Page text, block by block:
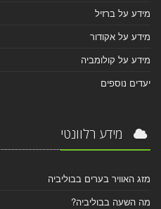
מידע על ברזיל
מידע על אקודור
מידע על קולומביה
יעדים נוספים
מידע רלוונטי
מזג האוויר בערים בבוליביה
מה השעה בבוליביה?